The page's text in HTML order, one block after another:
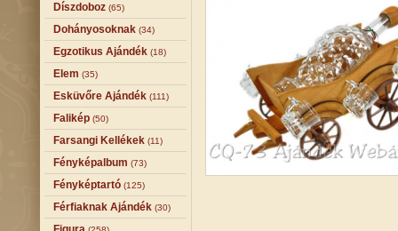
Díszdoboz (65)
Dohányosoknak (34)
Egzotikus Ajándék (18)
Elem (35)
Esküvőre Ajándék (111)
Falikép (50)
Farsangi Kellékek (11)
Fényképalbum (73)
Fényképtartó (125)
Férfiaknak Ajándék (30)